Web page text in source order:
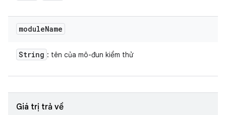
moduleName
String : tên của mô-đun kiểm thử
Giá trị trả về